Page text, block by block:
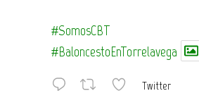
#SomosCBT
#BaloncestoEnTorrelavega
Twitter